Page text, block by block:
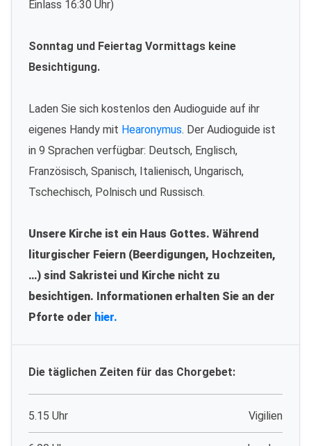
Einlass 16:30 Uhr)
Sonntag und Feiertag Vormittags keine
Besichtigung.
Laden Sie sich kostenlos den Audioguide auf ihr
eigenes Handy mit Hearonymus. Der Audioguide ist
in 9 Sprachen verfügbar: Deutsch, Englisch,
Französisch, Spanisch, Italienisch, Ungarisch,
Tschechisch, Polnisch und Russisch.
Unsere Kirche ist ein Haus Gottes. Während
liturgischer Feiern (Beerdigungen, Hochzeiten,
…) sind Sakristei und Kirche nicht zu
besichtigen. Informationen erhalten Sie an der
Pforte oder hier.
Die täglichen Zeiten für das Chorgebet:
5.15 Uhr Vigilien